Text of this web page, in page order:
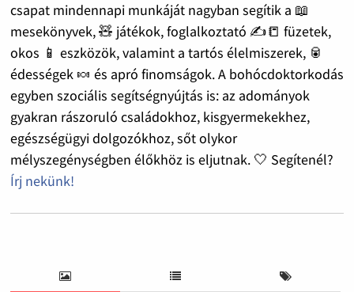
csapat mindennapi munkáját nagyban segítik a 📖
mesekönyvek, 🧸 játékok, foglalkoztató ✍️📒 füzetek,
okos 📱 eszközök, valamint a tartós élelmiszerek, 🥫
édességek 🍬 és apró finomságok. A bohócdoktorkodás
egyben szociális segítségnyújtás is: az adományok
gyakran rászoruló családokhoz, kisgyermekekhez,
egészségügyi dolgozókhoz, sőt olykor
mélyszegénységben élőkhöz is eljutnak. 🤍 Segítenél?
Írj nekünk!